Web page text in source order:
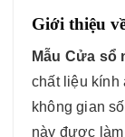
Giới thiệu
Mẫu Cửa sổ
chất liệu kính
không gian
này được